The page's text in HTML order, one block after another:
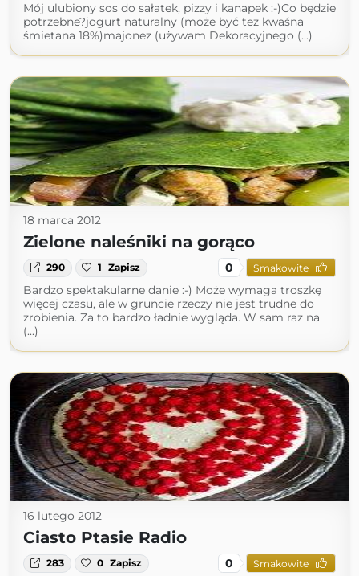
Mój ulubiony sos do sałatek, pizzy i kanapek :-)Co będzie
potrzebne?jogurt naturalny (może być też kwaśna
śmietana 18%)majonez (używam Dekoracyjnego (...)
18 marca 2012
Zielone naleśniki na gorąco
290 1 Zapisz 0 Smakowite
Bardzo spektakularne danie :-) Może wymaga troszkę
więcej czasu, ale w gruncie rzeczy nie jest trudne do
zrobienia. Za to bardzo ładnie wygląda. W sam raz na
(...)
16 lutego 2012
Ciasto Ptasie Radio
283 0 Zapisz 0 Smakowite